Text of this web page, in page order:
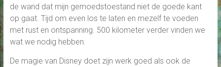
de wand dat mijn gemoedstoestand niet de goede kant
op gaat. Tijd om even los te laten en mezelf te voeden
met rust en ontspanning. 500 kilometer verder vinden we
wat we nodig hebben.
De magie van Disney doet zijn werk goed als ook de